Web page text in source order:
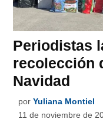
Periodistas
recolección
Navidad
por Yuliana Montiel
11 de noviembre de